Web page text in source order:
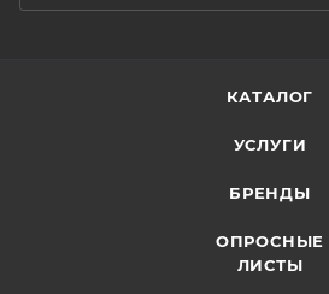
КАТАЛОГ
УСЛУГИ
БРЕНДЫ
ОПРОСНЫЕ
ЛИСТЫ